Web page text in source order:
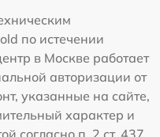
по истечении
в Москве работает
авторизации от
указанные на сайте,
характер и
согласно п. 2 ст. 437